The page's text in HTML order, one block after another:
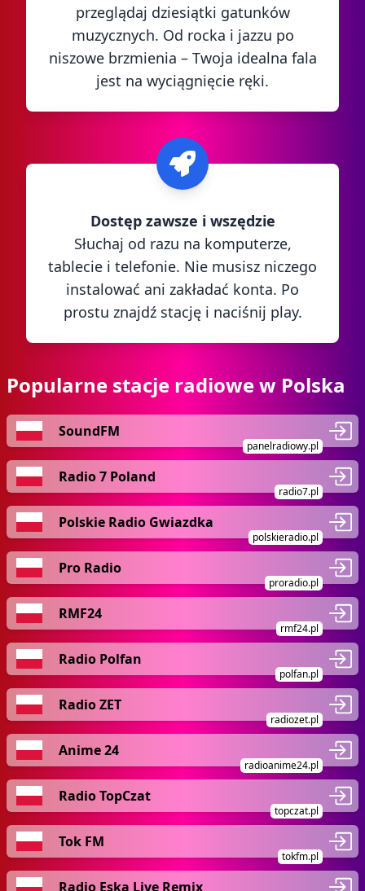
przeglądaj dziesiątki gatunków
muzycznych. Od rocka i jazzu po
niszowe brzmienia – Twoja idealna fala
jest na wyciągnięcie ręki.
Dostęp zawsze i wszędzie
Słuchaj od razu na komputerze,
tablecie i telefonie. Nie musisz niczego
instalować ani zakładać konta. Po
prostu znajdź stację i naciśnij play.
Popularne stacje radiowe w Polska
SoundFM
panelradiowy.pl
Radio 7 Poland
radio7.pl
Polskie Radio Gwiazdka
polskieradio.pl
Pro Radio
proradio.pl
RMF24
rmf24.pl
Radio Polfan
polfan.pl
Radio ZET
radiozet.pl
Anime 24
radioanime24.pl
Radio TopCzat
topczat.pl
Tok FM
tokfm.pl
Radio Eska Live Remix